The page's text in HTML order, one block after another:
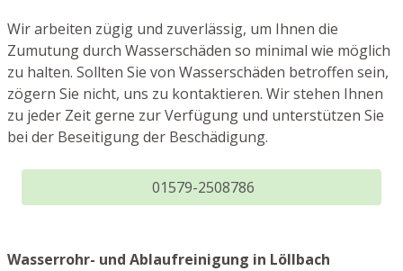
Wir arbeiten zügig und zuverlässig, um Ihnen die
Zumutung durch Wasserschäden so minimal wie möglich
zu halten. Sollten Sie von Wasserschäden betroffen sein,
zögern Sie nicht, uns zu kontaktieren. Wir stehen Ihnen
zu jeder Zeit gerne zur Verfügung und unterstützen Sie
bei der Beseitigung der Beschädigung.
01579-2508786
Wasserrohr- und Ablaufreinigung in Löllbach